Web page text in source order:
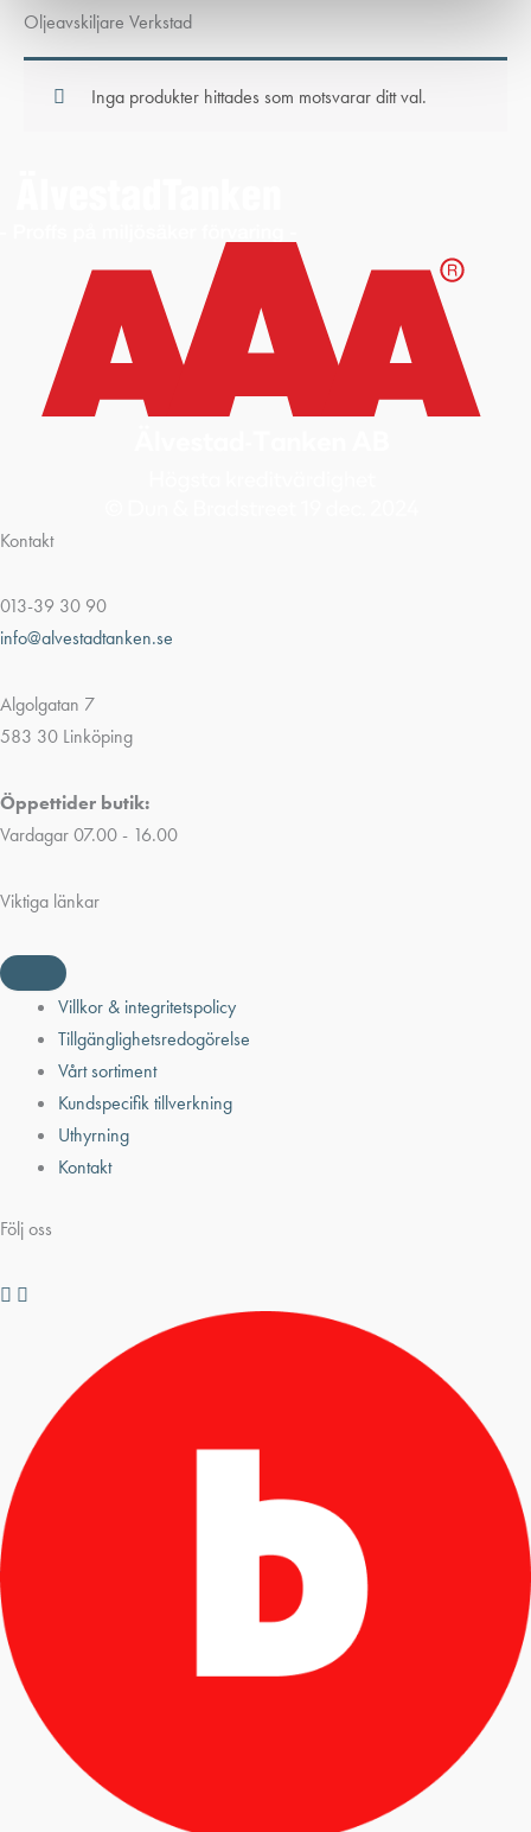
Oljeavskiljare Verkstad
Inga produkter hittades som motsvarar ditt val.
Kontakt
013-39 30 90
info@alvestadtanken.se
Algolgatan 7
583 30 Linköping
Öppettider butik:
Vardagar 07.00 - 16.00
Viktiga länkar
Villkor & integritetspolicy
Tillgänglighetsredogörelse
Vårt sortiment
Kundspecifik tillverkning
Uthyrning
Kontakt
Följ oss